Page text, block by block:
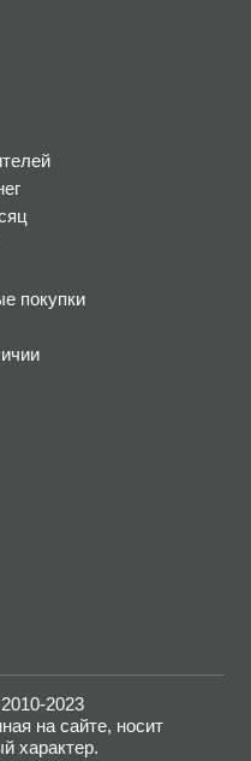
покупки
2023
на сайте, носит
характер.